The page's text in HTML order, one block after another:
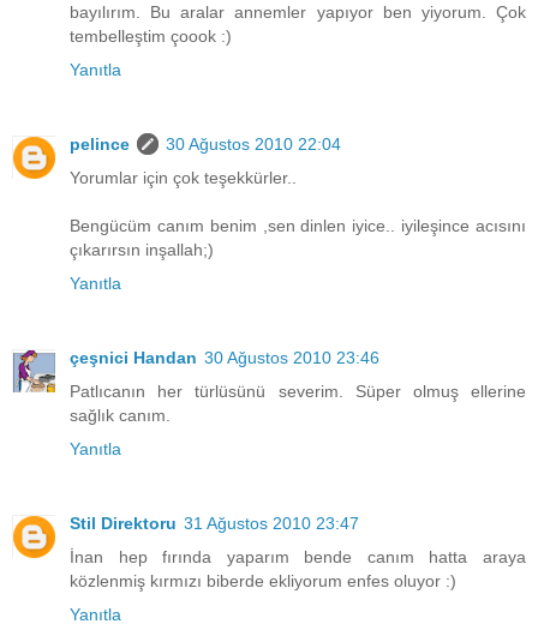
bayılırım. Bu aralar annemler yapıyor ben yiyorum. Çok
tembelleştim çoook :)
Yanıtla
pelince
30 Ağustos 2010 22:04
Yorumlar için çok teşekkürler..
Bengücüm canım benim ,sen dinlen iyice.. iyileşince acısını
çıkarırsın inşallah;)
Yanıtla
çeşnici Handan 30 Ağustos 2010 23:46
Patlıcanın her türlüsünü severim. Süper olmuş ellerine
sağlık canım.
Yanıtla
Stil Direktoru 31 Ağustos 2010 23:47
İnan hep fırında yaparım bende canım hatta araya
közlenmiş kırmızı biberde ekliyorum enfes oluyor :)
Yanıtla